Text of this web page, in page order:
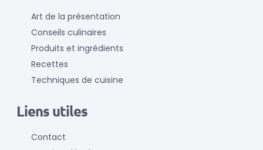
Art de la présentation
Conseils culinaires
Produits et ingrédients
Recettes
Techniques de cuisine
Liens utiles
Contact